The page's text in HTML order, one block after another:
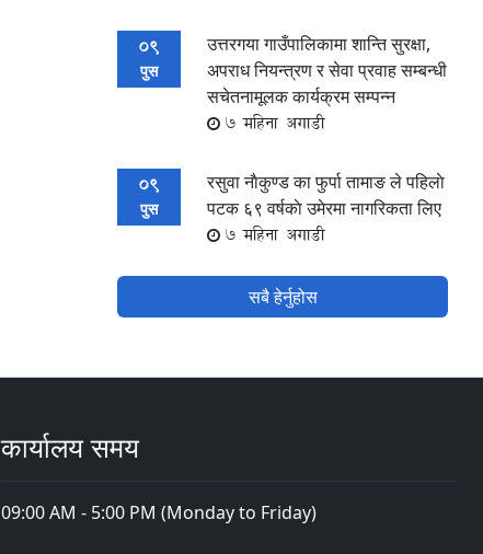
09
पुस
उत्तरगया गाउँपालिकामा शान्ति सुरक्षा,
अपराध नियन्त्रण र सेवा प्रवाह सम्बन्धी
सचेतनामूलक कार्यक्रम सम्पन्न
7 महिना अगाडी
09
पुस
रसुवा नाैकुण्ड का फुर्पा तामाङ ले पहिलाे
पटक ६९ वर्षकाे उमेरमा नागरिकता लिए
7 महिना अगाडी
सबै हेर्नुहोस
कार्यालय समय
09:00 AM - 5:00 PM (Monday to Friday)